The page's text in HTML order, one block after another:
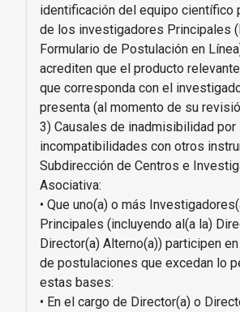
identificación del equipo científico
de los investigadores Principales
Formulario de Postulación en
acrediten que el producto
que corresponda con el
presenta (al momento de su
3) Causales de inadmisibilidad por
incompatibilidades con otros
Subdirección de Centros e
Asociativa:
• Que uno(a) o más
Principales (incluyendo al(a la)
Director(a) Alterno(a)) participen
de postulaciones que excedan lo
estas bases:
• En el cargo de Director(a) o